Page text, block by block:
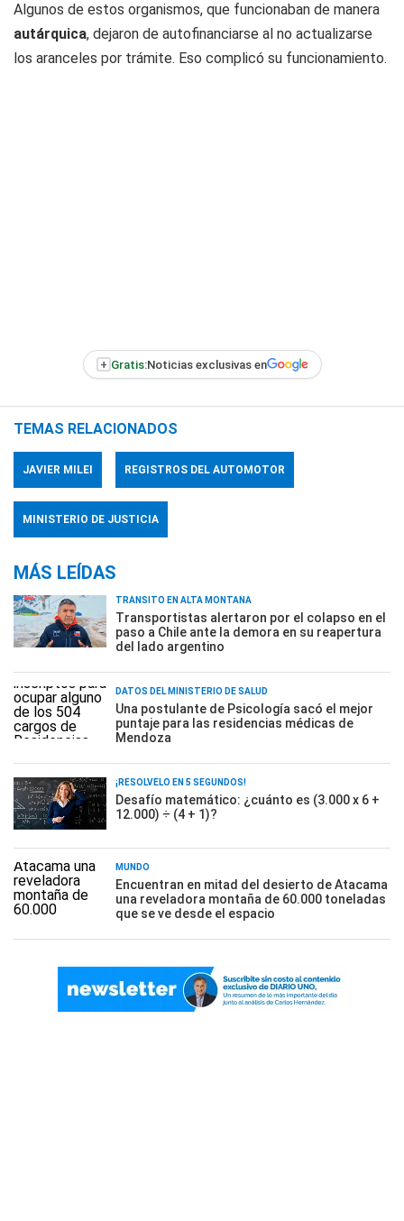
Algunos de estos organismos, que funcionaban de manera
autárquica, dejaron de autofinanciarse al no actualizarse
los aranceles por trámite. Eso complicó su funcionamiento.
+ Gratis:Noticias exclusivas en
TEMAS RELACIONADOS
JAVIER MILEI REGISTROS DEL AUTOMOTOR
MINISTERIO DE JUSTICIA
MÁS LEÍDAS
TRÁNSITO EN ALTA MONTAÑA
Transportistas alertaron por el colapso en el
paso a Chile ante la demora en su reapertura
del lado argentino
DATOS DEL MINISTERIO DE SALUD
Una postulante de Psicología sacó el mejor
puntaje para las residencias médicas de
Mendoza
¡RESOLVELO EN 5 SEGUNDOS!
Desafío matemático: ¿cuánto es (3.000 x 6 +
12.000) ÷ (4 + 1)?
MUNDO
Encuentran en mitad del desierto de Atacama
una reveladora montaña de 60.000 toneladas
que se ve desde el espacio